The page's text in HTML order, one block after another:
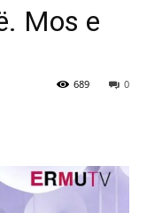
Mos e
0
689